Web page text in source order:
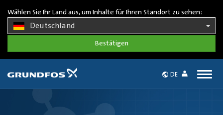
Wählen Sie Ihr Land aus, um Inhalte für Ihren Standort zu sehen:
Deutschland
DE